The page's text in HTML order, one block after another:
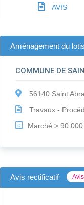
AVIS
Aménagement du
COMMUNE DE
56140 Saint
Travaux -
€ Marché > 90
Avis rectificatif